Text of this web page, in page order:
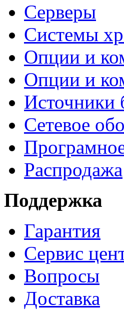
Серверы
Системы
Опции и
Опции и
Источники
Сетевое
Распродажа
Поддержка
Гарантия
Сервис
Вопросы
Доставка